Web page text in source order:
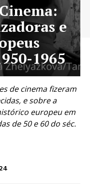
e
1965
de cinema fizeram
e sobre a
europeu em
de 50 e 60 do séc.